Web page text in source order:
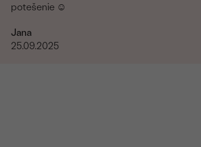
potešenie ☺️
Jana
25.09.2025